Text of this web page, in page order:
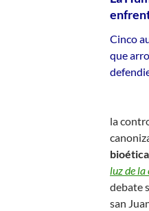
Cinco
que
la
luz de
debate
san